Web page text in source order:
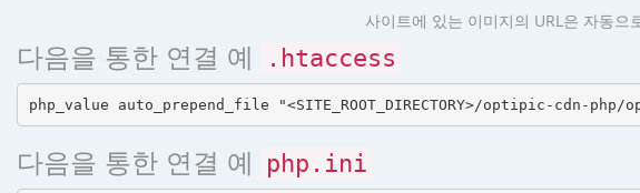
사이트에 있는 이미지의 URL은 자동으
다음을 통한 연결 예 .htaccess
다음을 통한 연결 예 php.ini